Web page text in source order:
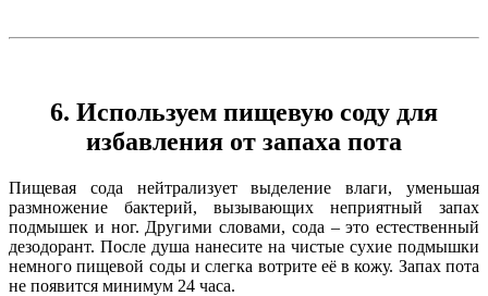
6. Используем пищевую соду для
избавления от запаха пота
Пищевая сода нейтрализует выделение влаги, уменьшая
размножение бактерий, вызывающих неприятный запах
подмышек и ног. Другими словами, сода – это естественный
дезодорант. После душа нанесите на чистые сухие подмышки
немного пищевой соды и слегка вотрите её в кожу. Запах пота
не появится минимум 24 часа.